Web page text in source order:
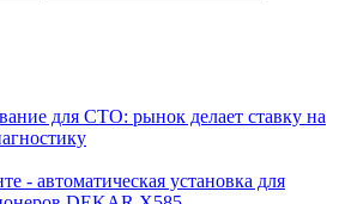
для СТО: рынок делает ставку на
- автоматическая установка для